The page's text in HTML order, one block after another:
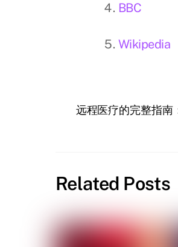
BBC
Wikipedia
远程医疗的完整指南
Related Posts